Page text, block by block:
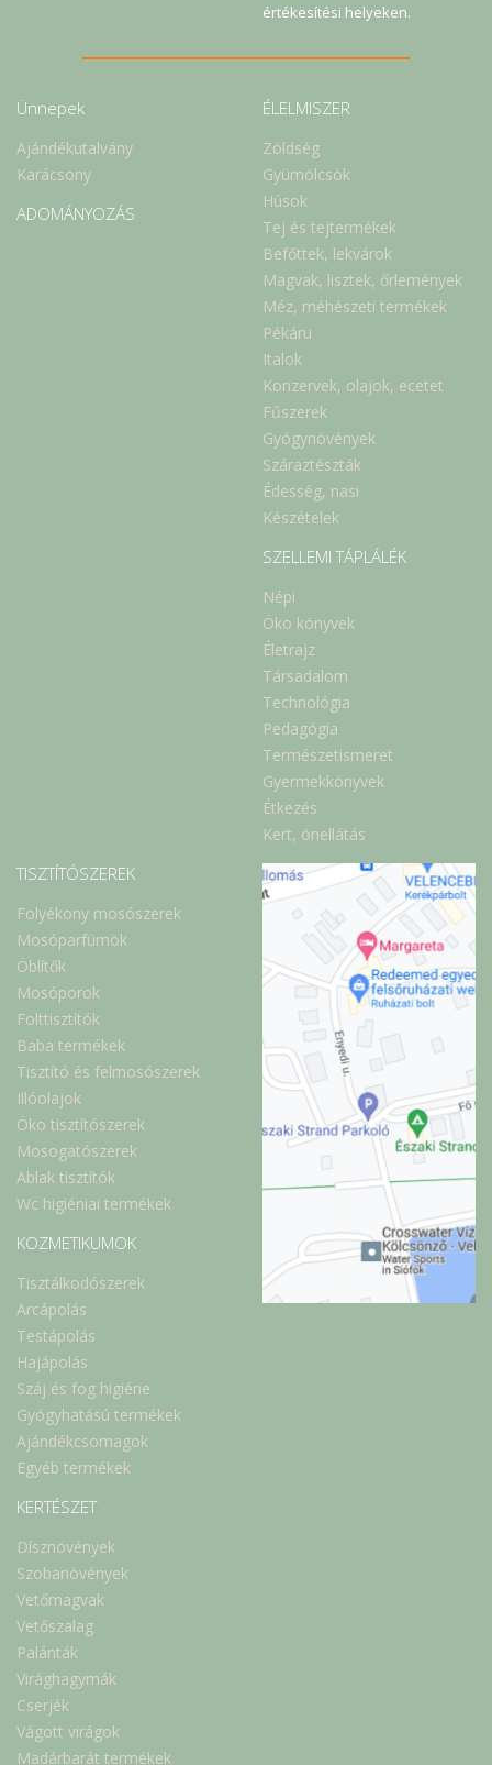
értékesítési helyeken.
Ünnepek
Ajándékutalvány
Karácsony
ADOMÁNYOZÁS
ÉLELMISZER
Zöldség
Gyümölcsök
Húsok
Tej és tejtermékek
Befőttek, lekvárok
Magvak, lisztek, őrlemények
Méz, méhészeti termékek
Pékáru
Italok
Konzervek, olajok, ecetet
Fűszerek
Gyógynövények
Száraztészták
Édesség, nasi
Készételek
SZELLEMI TÁPLÁLÉK
Népi
Öko könyvek
Életrajz
Társadalom
Technológia
Pedagógia
Természetismeret
Gyermekkönyvek
Étkezés
Kert, önellátás
TISZTÍTÓSZEREK
Folyékony mosószerek
Mosóparfümök
Öblítők
Mosóporok
Folttisztítók
Baba termékek
Tisztító és felmosószerek
Illóolajok
Öko tisztítószerek
Mosogatószerek
Ablak tisztítók
Wc higiéniai termékek
KOZMETIKUMOK
Tisztálkodószerek
Arcápolás
Testápolás
Hajápolás
Száj és fog higiéne
Gyógyhatású termékek
Ajándékcsomagok
Egyéb termékek
KERTÉSZET
Dísznövények
Szobanövények
Vetőmagvak
Vetőszalag
Palánták
Virághagymák
Cserjék
Vágott virágok
Madárbarát termékek